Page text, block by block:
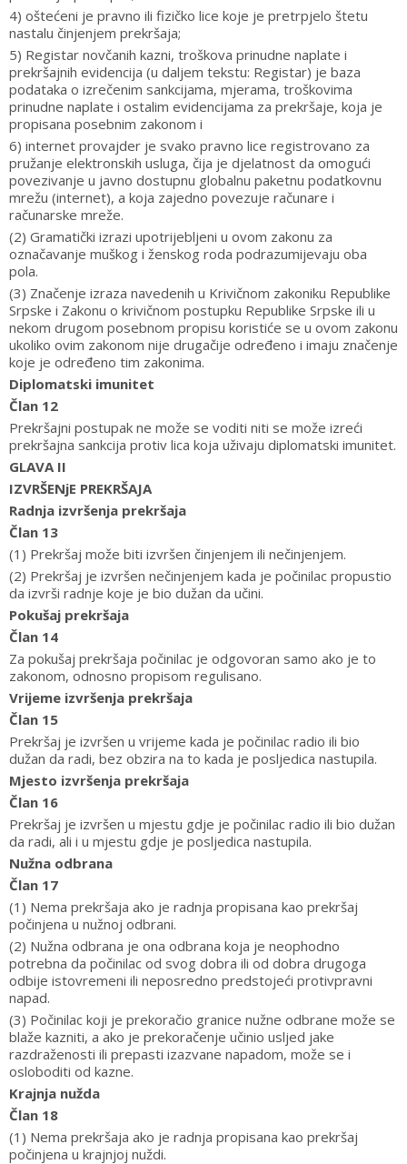
4) oštećeni je pravno ili fizičko lice koje je pretrpjelo štetu
nastalu činjenjem prekršaja;
5) Registar novčanih kazni, troškova prinudne naplate i
prekršajnih evidencija (u daljem tekstu: Registar) je baza
podataka o izrečenim sankcijama, mjerama, troškovima
prinudne naplate i ostalim evidencijama za prekršaje, koja je
propisana posebnim zakonom i
6) internet provajder je svako pravno lice registrovano za
pružanje elektronskih usluga, čija je djelatnost da omogući
povezivanje u javno dostupnu globalnu paketnu podatkovnu
mrežu (internet), a koja zajedno povezuje računare i
računarske mreže.
(2) Gramatički izrazi upotrijebljeni u ovom zakonu za
označavanje muškog i ženskog roda podrazumijevaju oba
pola.
(3) Značenje izraza navedenih u Krivičnom zakoniku Republike
Srpske i Zakonu o krivičnom postupku Republike Srpske ili u
nekom drugom posebnom propisu koristiće se u ovom zakonu
ukoliko ovim zakonom nije drugačije određeno i imaju značenje
koje je određeno tim zakonima.
Diplomatski imunitet
Član 12
Prekršajni postupak ne može se voditi niti se može izreći
prekršajna sankcija protiv lica koja uživaju diplomatski imunitet.
GLAVA II
IZVRŠENjE PREKRŠAJA
Radnja izvršenja prekršaja
Član 13
(1) Prekršaj može biti izvršen činjenjem ili nečinjenjem.
(2) Prekršaj je izvršen nečinjenjem kada je počinilac propustio
da izvrši radnje koje je bio dužan da učini.
Pokušaj prekršaja
Član 14
Za pokušaj prekršaja počinilac je odgovoran samo ako je to
zakonom, odnosno propisom regulisano.
Vrijeme izvršenja prekršaja
Član 15
Prekršaj je izvršen u vrijeme kada je počinilac radio ili bio
dužan da radi, bez obzira na to kada je posljedica nastupila.
Mjesto izvršenja prekršaja
Član 16
Prekršaj je izvršen u mjestu gdje je počinilac radio ili bio dužan
da radi, ali i u mjestu gdje je posljedica nastupila.
Nužna odbrana
Član 17
(1) Nema prekršaja ako je radnja propisana kao prekršaj
počinjena u nužnoj odbrani.
(2) Nužna odbrana je ona odbrana koja je neophodno
potrebna da počinilac od svog dobra ili od dobra drugoga
odbije istovremeni ili neposredno predstojeći protivpravni
napad.
(3) Počinilac koji je prekoračio granice nužne odbrane može se
blaže kazniti, a ako je prekoračenje učinio usljed jake
razdraženosti ili prepasti izazvane napadom, može se i
osloboditi od kazne.
Krajnja nužda
Član 18
(1) Nema prekršaja ako je radnja propisana kao prekršaj
počinjena u krajnjoj nuždi.